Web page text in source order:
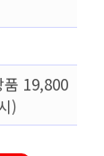
19,800
)